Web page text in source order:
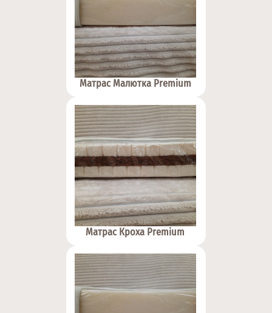
Матрас Малютка Premium
Матрас Кроха Premium